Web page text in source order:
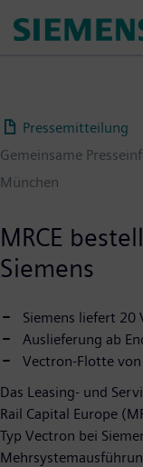
para
Pressemitteilung
Gemeinsame
München
MRCE
Siemens
Siemens liefert 20
Auslieferung ab
Vectron-Flotte
Das Leasing- und
Rail Capital Europe
Typ Vectron bei